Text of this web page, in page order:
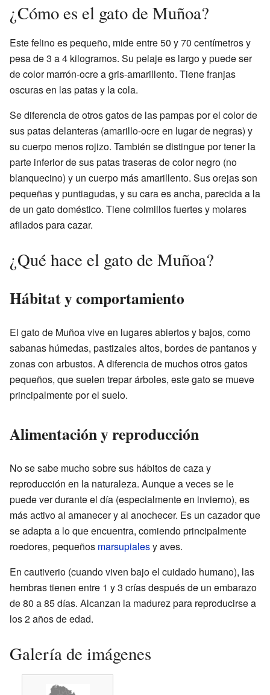
¿Cómo es el gato de Muñoa?
Este felino es pequeño, mide entre 50 y 70 centímetros y
pesa de 3 a 4 kilogramos. Su pelaje es largo y puede ser
de color marrón-ocre a gris-amarillento. Tiene franjas
oscuras en las patas y la cola.
Se diferencia de otros gatos de las pampas por el color de
sus patas delanteras (amarillo-ocre en lugar de negras) y
su cuerpo menos rojizo. También se distingue por tener la
parte inferior de sus patas traseras de color negro (no
blanquecino) y un cuerpo más amarillento. Sus orejas son
pequeñas y puntiagudas, y su cara es ancha, parecida a la
de un gato doméstico. Tiene colmillos fuertes y molares
afilados para cazar.
¿Qué hace el gato de Muñoa?
Hábitat y comportamiento
El gato de Muñoa vive en lugares abiertos y bajos, como
sabanas húmedas, pastizales altos, bordes de pantanos y
zonas con arbustos. A diferencia de muchos otros gatos
pequeños, que suelen trepar árboles, este gato se mueve
principalmente por el suelo.
Alimentación y reproducción
No se sabe mucho sobre sus hábitos de caza y
reproducción en la naturaleza. Aunque a veces se le
puede ver durante el día (especialmente en invierno), es
más activo al amanecer y al anochecer. Es un cazador que
se adapta a lo que encuentra, comiendo principalmente
roedores, pequeños marsupialesy aves.
En cautiverio (cuando viven bajo el cuidado humano), las
hembras tienen entre 1 y 3 crías después de un embarazo
de 80 a 85 días. Alcanzan la madurez para reproducirse a
los 2 años de edad.
Galería de imágenes